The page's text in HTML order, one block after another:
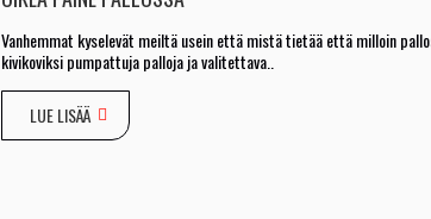
Vanhemmat kyselevät meiltä usein että mistä tietää että milloin
kivikoviksi pumpattuja palloja ja valitettava..
LUE LISÄÄ